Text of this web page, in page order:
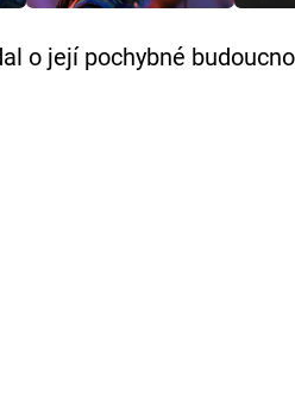
o její pochybné